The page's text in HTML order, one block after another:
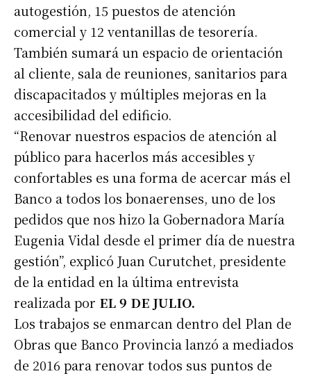
autogestión, 15 puestos de atención
comercial y 12 ventanillas de tesorería.
También sumará un espacio de orientación
al cliente, sala de reuniones, sanitarios para
discapacitados y múltiples mejoras en la
accesibilidad del edificio.
“Renovar nuestros espacios de atención al
público para hacerlos más accesibles y
confortables es una forma de acercar más el
Banco a todos los bonaerenses, uno de los
pedidos que nos hizo la Gobernadora María
Eugenia Vidal desde el primer día de nuestra
gestión”, explicó Juan Curutchet, presidente
de la entidad en la última entrevista
realizada por EL 9 DE JULIO.
Los trabajos se enmarcan dentro del Plan de
Obras que Banco Provincia lanzó a mediados
de 2016 para renovar todos sus puntos de